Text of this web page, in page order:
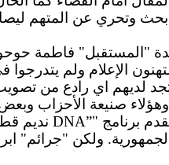
وتحري عن المتهم
الإعلام ولم
تجد لديهم اي رادع من
صنيعة الأحزاب وبعض
برنامج "”DNA نديم
ولكن "جرائم"